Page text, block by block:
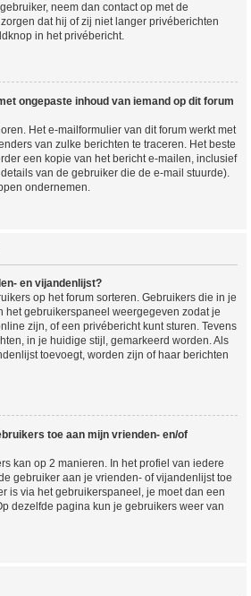
neem dan contact op met de
dat hij of zij niet langer privéberichten
in het privébericht.
ongepaste inhoud van iemand op dit forum
Het e-mailformulier van dit forum werkt met
van zulke berichten te traceren. Het beste
een kopie van het bericht e-mailen, inclusief
van de gebruiker die de e-mail stuurde).
ondernemen.
en vijandenlijst?
op het forum sorteren. Gebruikers die in je
het gebruikerspaneel weergegeven zodat je
zijn, of een privébericht kunt sturen. Tevens
in je huidige stijl, gemarkeerd worden. Als
toevoegt, worden zijn of haar berichten
toe aan mijn vrienden- en/of
kan op 2 manieren. In het profiel van iedere
gebruiker aan je vrienden- of vijandenlijst toe
is via het gebruikerspaneel, je moet dan een
dezelfde pagina kun je gebruikers weer van